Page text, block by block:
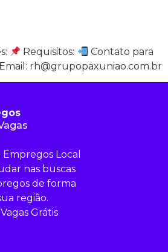
Requisitos:
Contato para
rh@grupopaxuniao.com.br
Local
nas buscas
de forma
região.
Grátis